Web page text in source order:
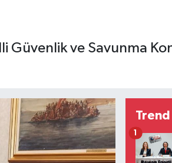
Güvenlik ve Savunma
1